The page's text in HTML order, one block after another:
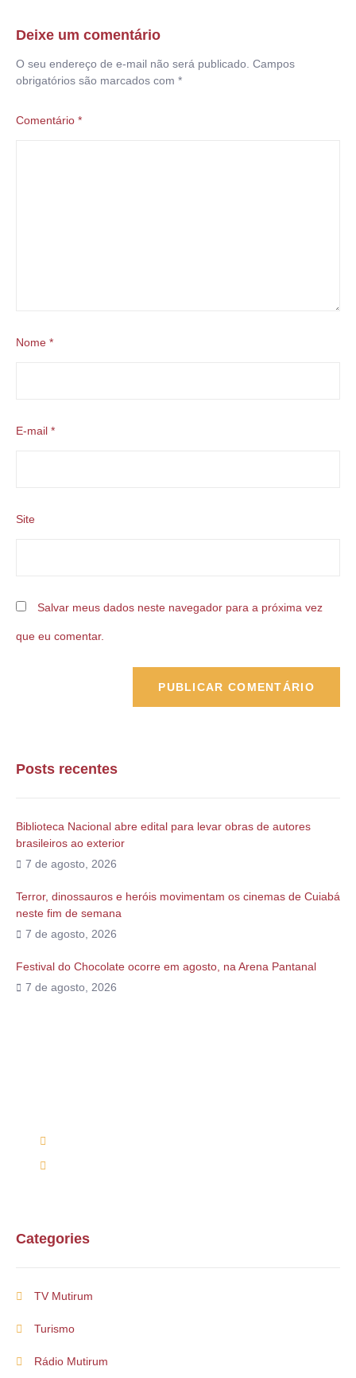
Deixe um comentário
O seu endereço de e-mail não será publicado. Campos
obrigatórios são marcados com *
Comentário *
Nome *
E-mail *
Site
Salvar meus dados neste navegador para a próxima vez
que eu comentar.
Posts recentes
Biblioteca Nacional abre edital para levar obras de autores
brasileiros ao exterior
7 de agosto, 2026
Terror, dinossauros e heróis movimentam os cinemas de Cuiabá
neste fim de semana
7 de agosto, 2026
Festival do Chocolate ocorre em agosto, na Arena Pantanal
7 de agosto, 2026
Categories
TV Mutirum
Turismo
Rádio Mutirum